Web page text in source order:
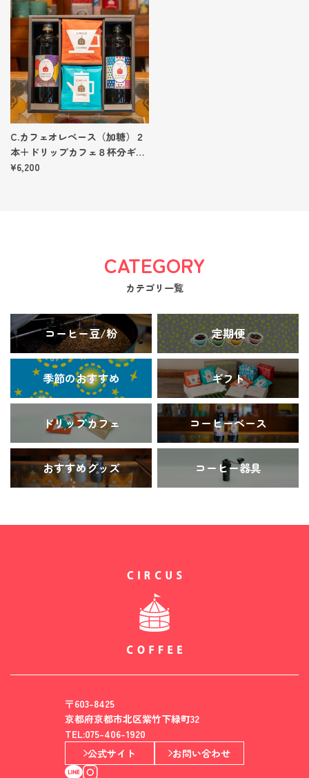
C.カフェオレベース（加糖）２
本＋ドリップカフェ８杯分ギフ
ト
¥6,200
CATEGORY
カテゴリ一覧
コーヒー豆/粉 定期便
季節のおすすめ ギフト
ドリップカフェ コーヒーベース
おすすめグッズ コーヒー器具
〒603-8425
京都府京都市北区紫竹下緑町32
TEL:075-406-1920
公式サイト
お問い合わせ